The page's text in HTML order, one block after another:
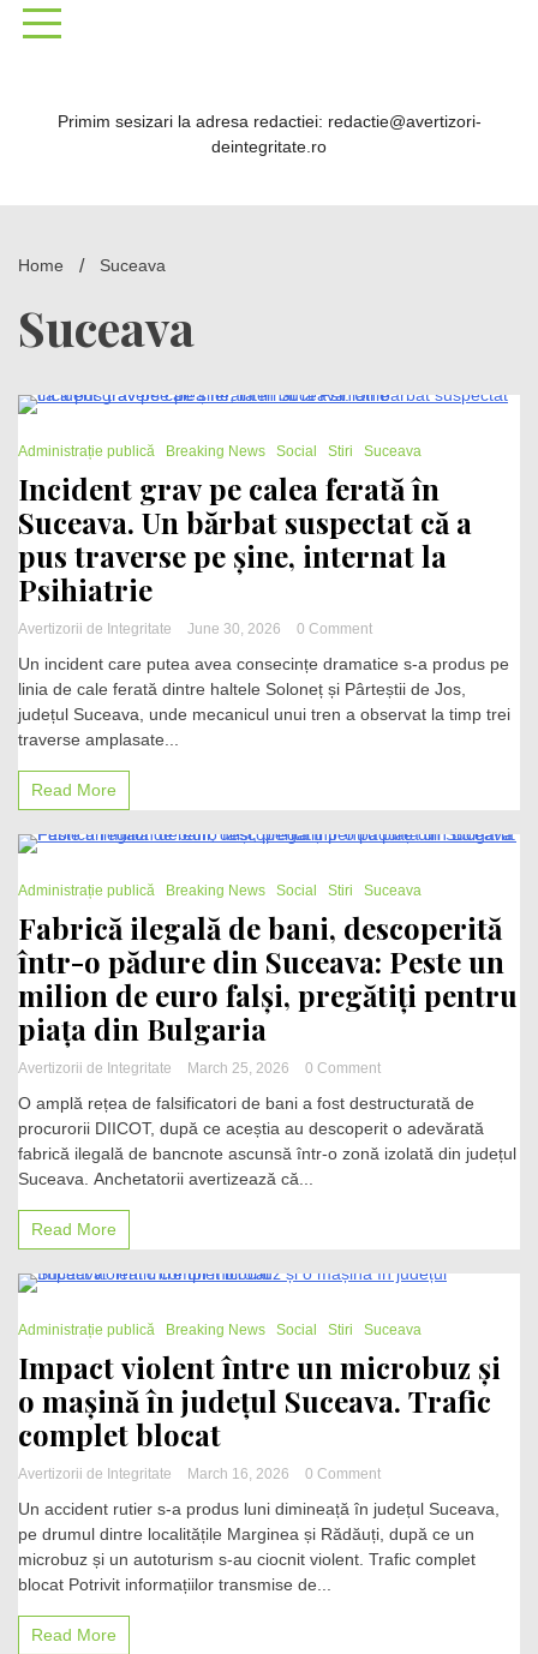
Skip
Primim sesizari la adresa redactiei: redactie@avertizori-
deintegritate.ro
Home Suceava
Suceava
Administrație publică
Breaking News Social Stiri Suceava
Incident grav pe calea ferată în
Suceava. Un bărbat suspectat că a
pus traverse pe șine, internat la
Psihiatrie
Avertizorii de Integritate June 30, 2026 0 Commenton
grav
pe
calea
suspectat
a
traverse
șine,
internat
Un incident care putea avea consecințe dramatice s-a produs pe
linia de cale ferată dintre haltele Soloneț și Pârteștii de Jos,
județul Suceava, unde mecanicul unui tren a observat la timp trei
traverse amplasate...
Read More
Administrație publică
Breaking News Social Stiri Suceava
Fabrică ilegală de bani, descoperită
într-o pădure din Suceava: Peste un
milion de euro falși, pregătiți pentru
piața din Bulgaria
Avertizorii de Integritate March 25, 2026 0 Commenton
ilegală
de
bani,
Suceava:
un
de
euro
falși,
piața
din
Bulgaria
O amplă rețea de falsificatori de bani a fost destructurată de
procurorii DIICOT, după ce aceștia au descoperit o adevărată
fabrică ilegală de bancnote ascunsă într-o zonă izolată din județul
Suceava. Anchetatorii avertizează că...
Read More
Administrație publică
Breaking News Social Stiri Suceava
Impact violent între un microbuz și
o mașină în județul Suceava. Trafic
complet blocat
Avertizorii de Integritate March 16, 2026 0 Commenton
violent
între
un
Un accident rutier s-a produs luni dimineață în județul Suceava,
pe drumul dintre localitățile Marginea și Rădăuți, după ce un
microbuz și un autoturism s-au ciocnit violent. Trafic complet
blocat Potrivit informațiilor transmise de...
Read More